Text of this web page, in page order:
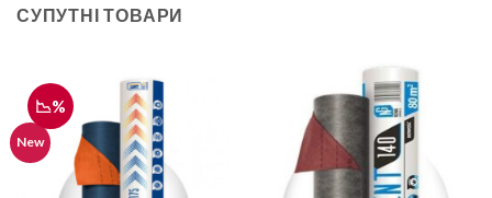
СУПУТНІ ТОВАРИ
📉%
New